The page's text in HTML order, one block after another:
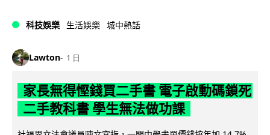
科技娛樂 生活娛樂 城中熱話
Lawton 1 日
家長無得慳錢買二手書 電子啟動碼鎖死
二手教科書 學生無法做功課